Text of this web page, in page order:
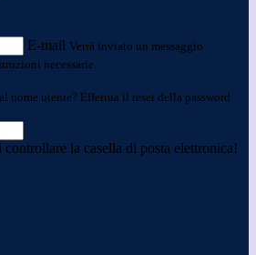
E-mail Verrà inviato un messaggio
necessarie.
nome utente? Effettua il reset della password
la casella di posta elettronica!